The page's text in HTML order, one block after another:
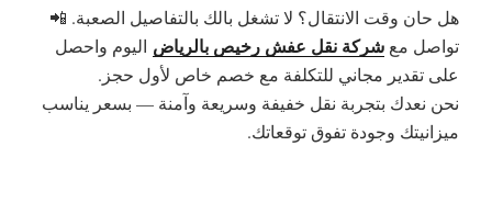
هل حان وقت الانتقال؟ لا تشغل بالك بالتفاصيل الصعبة. 📲
تواصل مع شركة نقل عفش رخيص بالرياض اليوم واحصل
على تقدير مجاني للتكلفة مع خصم خاص لأول حجز.
نحن نعدك بتجربة نقل خفيفة وسريعة وآمنة — بسعر يناسب
ميزانيتك وجودة تفوق توقعاتك.